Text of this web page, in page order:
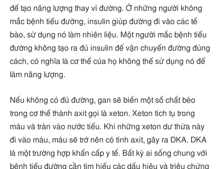
để tạo năng lượng thay vì đường. Ở những người không
mắc bệnh tiểu đường, insulin giúp đường đi vào các tế
bào, sử dụng nó làm nhiên liệu. Một người mắc bệnh tiểu
đường không tạo ra đủ insulin để vận chuyển đường đúng
cách, có nghĩa là cơ thể của họ không thể sử dụng nó để
làm năng lượng.
Nếu không có đủ đường, gan sẽ biến một số chất béo
trong cơ thể thành axit gọi là xeton. Xeton tích tụ trong
máu và tràn vào nước tiểu. Khi những xeton dư thừa này
đi vào máu, máu sẽ trở nên có tính axit, gây ra DKA. DKA
là một trường hợp khẩn cấp y tế. Bất kỳ ai sống chung với
bệnh tiểu đường cần tìm hiểu các dấu hiệu và triệu chứng